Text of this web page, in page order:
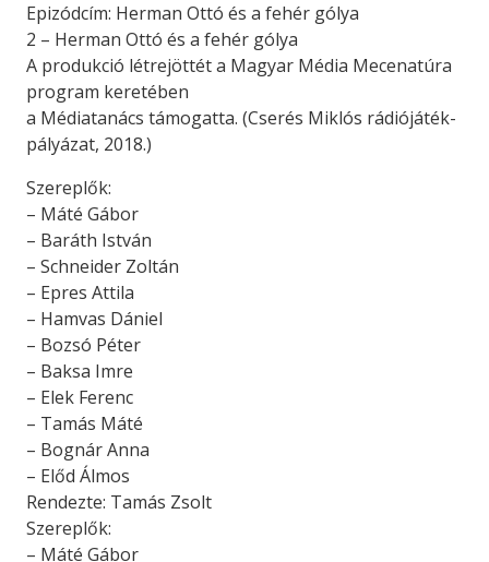
Epizódcím: Herman Ottó és a fehér gólya
2 – Herman Ottó és a fehér gólya
A produkció létrejöttét a Magyar Média Mecenatúra
program keretében
a Médiatanács támogatta. (Cserés Miklós rádiójáték-
pályázat, 2018.)
Szereplők:
– Máté Gábor
– Baráth István
– Schneider Zoltán
– Epres Attila
– Hamvas Dániel
– Bozsó Péter
– Baksa Imre
– Elek Ferenc
– Tamás Máté
– Bognár Anna
– Előd Álmos
Rendezte: Tamás Zsolt
Szereplők:
– Máté Gábor